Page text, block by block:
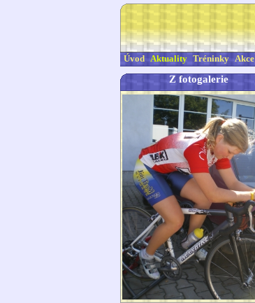
Úvod Aktuality Tréninky Akce
Z fotogalerie